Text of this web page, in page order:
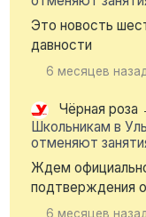
Это новость
давности
6 месяцев
Чёрная роза
Школьникам в
отменяют
Ждем
подтверждения
6 месяцев